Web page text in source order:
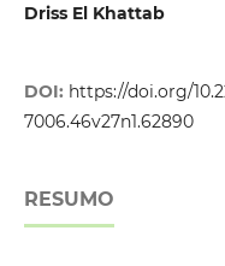
Driss El Khattab
DOI: https://doi.org/
7006.46v27n1.62890
RESUMO